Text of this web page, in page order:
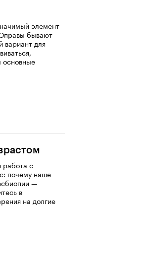
элемент
бывают
вариант для
основные
работа с
почему наше
—
в
на долгие